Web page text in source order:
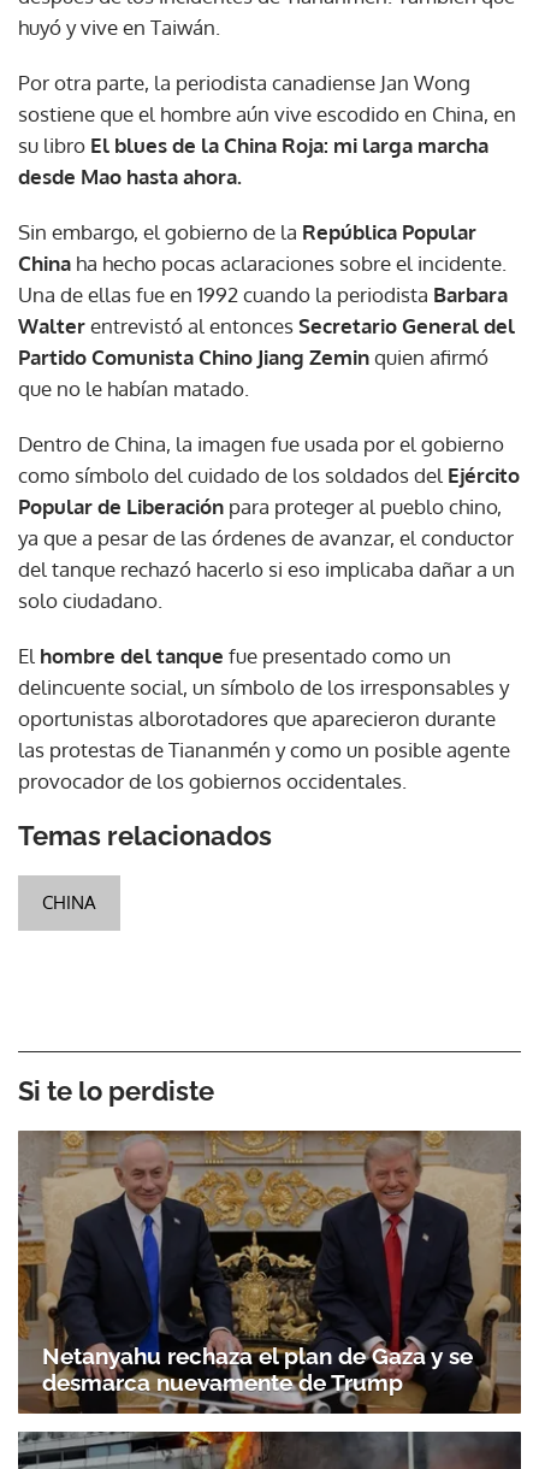
huyó y vive en Taiwán.
Por otra parte, la periodista canadiense Jan Wong
sostiene que el hombre aún vive escodido en China, en
su libro El blues de la China Roja: mi larga marcha
desde Mao hasta ahora.
Sin embargo, el gobierno de la República Popular
China ha hecho pocas aclaraciones sobre el incidente.
Una de ellas fue en 1992 cuando la periodista Barbara
Walterentrevistó al entoncesSecretario General del
Partido Comunista Chino Jiang Zeminquien afirmó
que no le habían matado.
Dentro de China, la imagen fue usada por el gobierno
como símbolo del cuidado de los soldados del Ejército
Popular de Liberación para proteger al pueblo chino,
ya que a pesar de las órdenes de avanzar, el conductor
del tanque rechazó hacerlo si eso implicaba dañar a un
solo ciudadano.
El hombre del tanque fue presentado como un
delincuente social, un símbolo de los irresponsables y
oportunistas alborotadores que aparecieron durante
las protestas de Tiananmén y como un posible agente
provocador de los gobiernos occidentales.
Temas relacionados
CHINA
Si te lo perdiste
Netanyahu rechaza el plan de Gaza y se
desmarca nuevamente de Trump